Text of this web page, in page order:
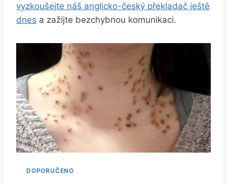
vyzkoušejte náš anglicko-český překladač ještě
dnes a zažijte bezchybnou komunikaci.